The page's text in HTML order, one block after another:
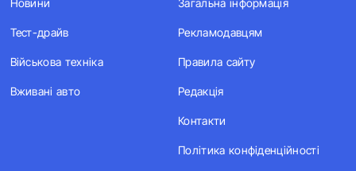
Новини
Тест-драйв
Військова техніка
Вживані авто
Загальна інформація
Рекламодавцям
Правила сайту
Редакція
Контакти
Політика конфіденційності